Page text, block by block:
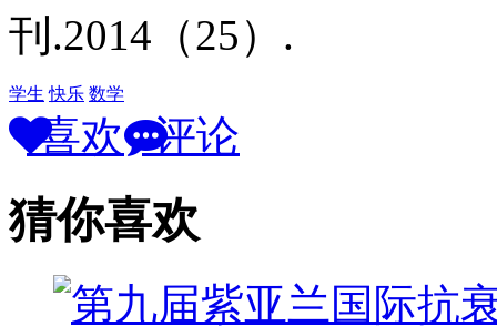
刊.2014（25）.
学生 快乐 数学
喜欢 评论
猜你喜欢